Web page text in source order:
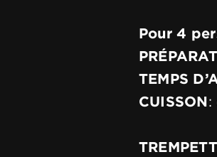
Pour 4
TEMPS
CUISSON: